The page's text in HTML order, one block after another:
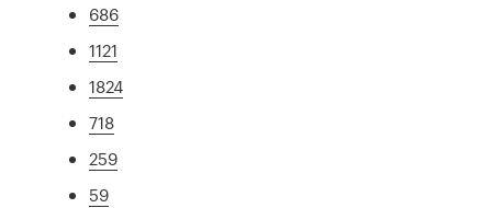
686
1121
1824
718
259
59